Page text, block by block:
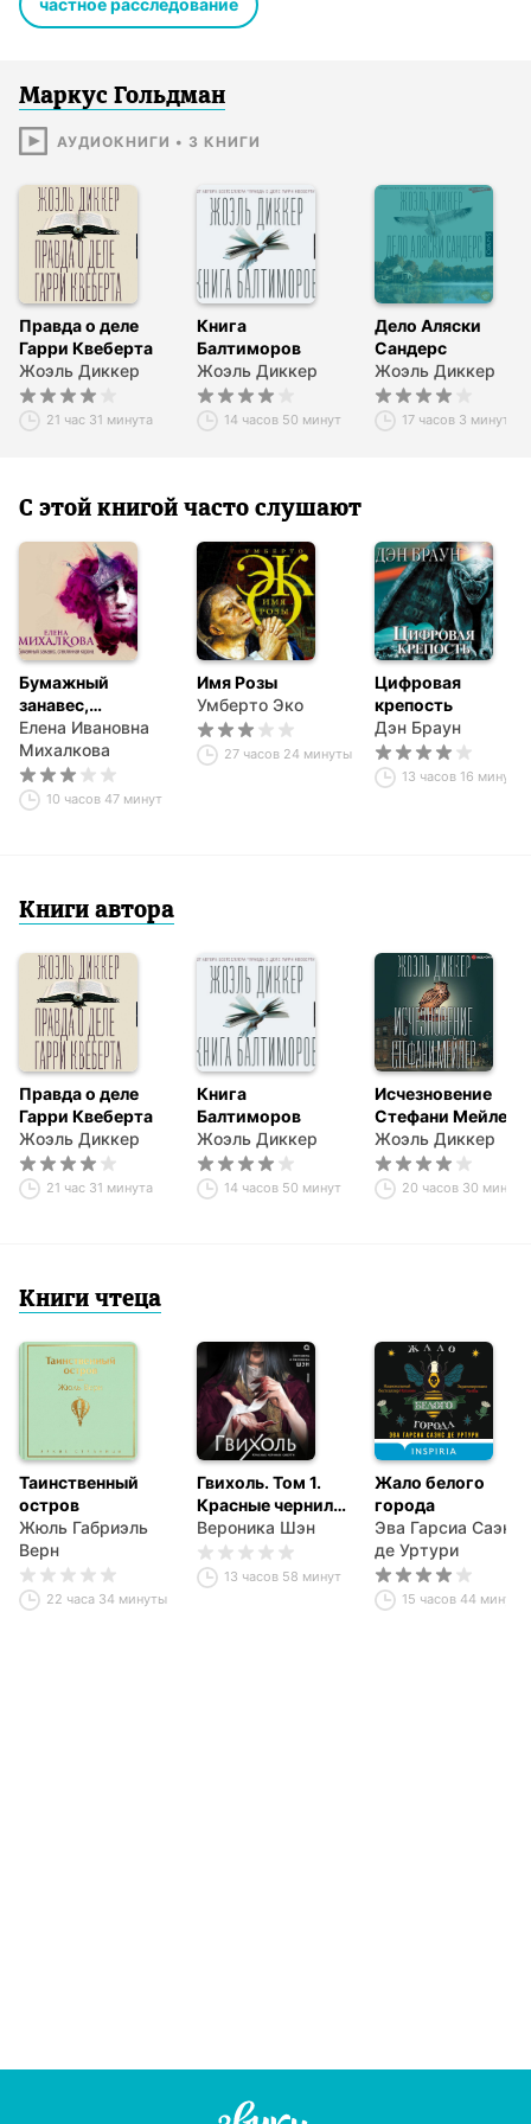
© Joël Dicker, 2022
2023
© ООО «Издательство АСТ», 2023
Издательство CORPUS ®
частное расследование
Маркус Гольдман
АУДИОКНИГИ • 3 КНИГИ
Правда о деле
Гарри Квеберта
Жоэль Диккер
21 час 31 минута
Книга
Балтиморов
Жоэль Диккер
14 часов 50 минут
Дело Аляски
Сандерс
Жоэль Диккер
17 часов 3 минуты
С этой книгой часто слушают
Бумажный
занавес,
стеклянная
корона
Елена Ивановна
Михалкова
10 часов 47 минут
Имя Розы
Умберто Эко
27 часов 24 минуты
Цифровая
крепость
Дэн Браун
13 часов 16 минут
Книги автора
Правда о деле
Гарри Квеберта
Жоэль Диккер
21 час 31 минута
Книга
Балтиморов
Жоэль Диккер
14 часов 50 минут
Исчезновение
Стефани Мейлер
Жоэль Диккер
20 часов 30 минут
Книги чтеца
Таинственный
остров
Жюль Габриэль
Верн
22 часа 34 минуты
Гвихоль. Том 1.
Красные чернила
смерти
Вероника Шэн
13 часов 58 минут
Жало белого
города
Эва Гарсиа Саэнс
де Уртури
15 часов 44 минуты